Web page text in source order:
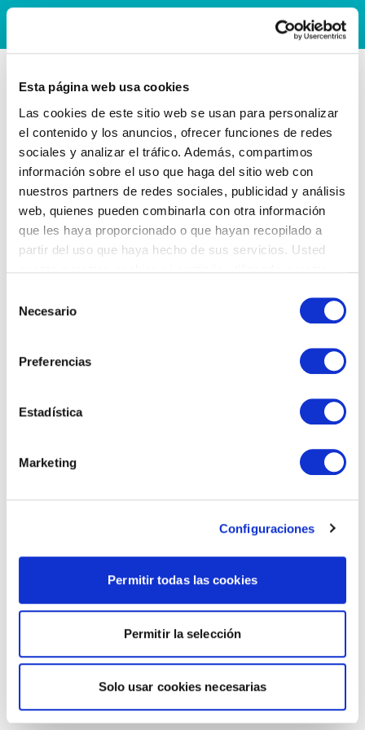
Esta página web usa cookies
Las cookies de este sitio web se usan para personalizar
el contenido y los anuncios, ofrecer funciones de redes
sociales y analizar el tráfico. Además, compartimos
información sobre el uso que haga del sitio web con
nuestros partners de redes sociales, publicidad y análisis
web, quienes pueden combinarla con otra información
que les haya proporcionado o que hayan recopilado a
partir del uso que haya hecho de sus servicios. Usted
Necesario
Preferencias
Estadística
Marketing
Configuraciones
Permitir todas las cookies
Permitir la selección
Solo usar cookies necesarias